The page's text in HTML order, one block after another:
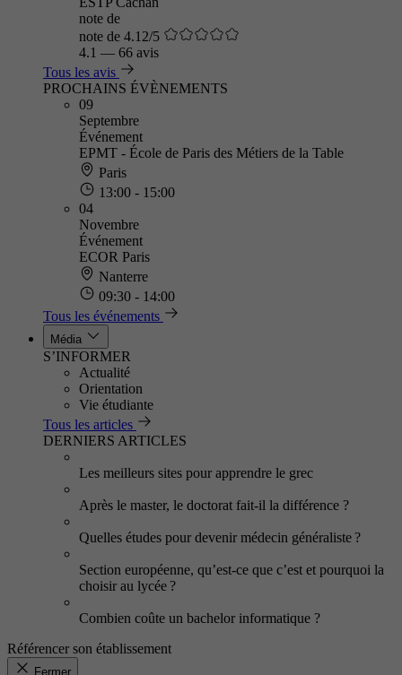
note de
note de 4.12/5
4.1 — 66 avis
Tous les avis
PROCHAINS ÉVÈNEMENTS
09
Septembre
Événement
EPMT - École de Paris des Métiers de la Table
Paris
13:00 - 15:00
04
Novembre
Événement
ECOR Paris
Nanterre
09:30 - 14:00
Tous les événements
Média
S’INFORMER
Actualité
Orientation
Vie étudiante
Tous les articles
DERNIERS ARTICLES
Les meilleurs sites pour apprendre le grec
Après le master, le doctorat fait-il la différence ?
Quelles études pour devenir médecin généraliste ?
Section européenne, qu’est-ce que c’est et pourquoi la
choisir au lycée ?
Combien coûte un bachelor informatique ?
Référencer son établissement
Fermer